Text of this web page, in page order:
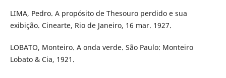
LIMA, Pedro. A propósito de Thesouro perdido e sua
exibição. Cinearte, Rio de Janeiro, 16 mar. 1927.
LOBATO, Monteiro. A onda verde. São Paulo: Monteiro
Lobato & Cia, 1921.